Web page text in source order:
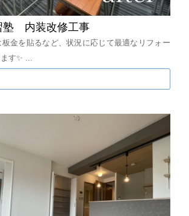
内装改修工事
金を貼るなど、状況に応じて最適なリフォー
す✨ ...